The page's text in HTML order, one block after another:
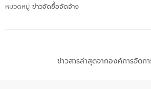
หมวดหมู่ ข่าวจัดซื้อจัดจ้าง
ข่าวสารล่าสุดจากองค์การจัดกา